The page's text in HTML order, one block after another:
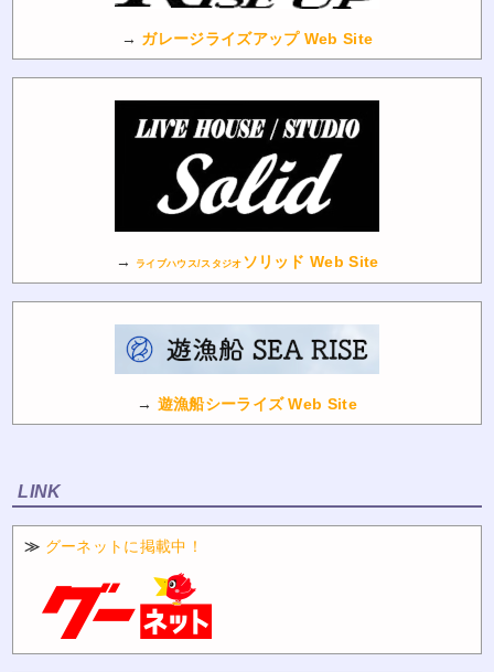
→ ガレージライズアップ Web Site
→ ライブハウス/スタジオ ソリッド Web Site
→ 遊漁船シーライズ Web Site
LINK
≫ グーネットに掲載中！